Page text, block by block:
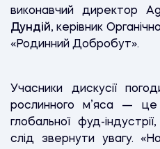
виконавчий директор
Дундій, керівник
«Родинний Добробут».
Учасники дискусії
рослинного м’яса —
глобальної фуд-
слід звернути увагу.